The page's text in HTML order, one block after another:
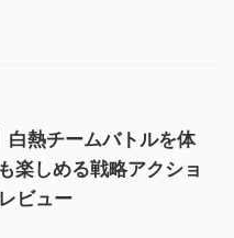
白熱チームバトルを体
楽しめる戦略アクショ
ビュー